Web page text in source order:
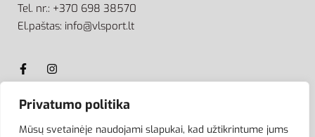
Privatumo politika
Mūsų svetainėje naudojami slapukai, kad užtikrintume jums
Tel. nr.: +370 698 38570
El.paštas: info@vlsport.lt
ATSISKAITYMAS